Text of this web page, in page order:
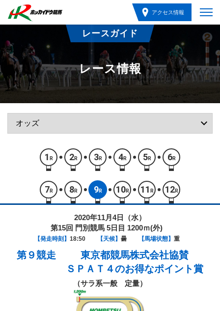
アクセス情報
レースガイド
レース情報
1 R 2R 3R 4R 5R 6R
7 R 8R 9R 10R 11 R 12R
2020年11月4日（水）
第15回 門別競馬 5日目 1200ｍ(外)
【発走時刻】 18:50 【天候】 曇 【馬場状態】 重
第９競走
東京都競馬株式会社協賛
ＳＰＡＴ４のお得なポイント賞
（サラ系一般 定量）